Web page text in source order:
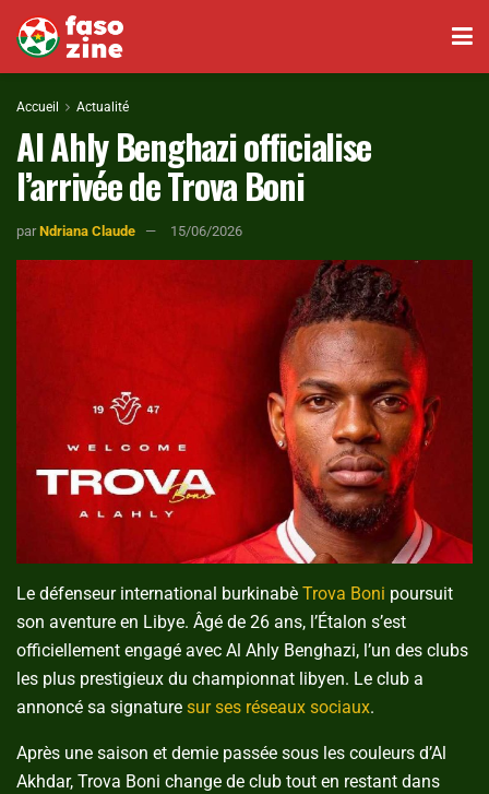
Accueil Actualité
Al Ahly Benghazi officialise
l’arrivée de Trova Boni
par Ndriana Claude 15/06/2026
Le défenseur international burkinabè Trova Boni poursuit
son aventure en Libye. Âgé de 26 ans, l’Étalon s’est
officiellement engagé avec Al Ahly Benghazi, l’un des clubs
les plus prestigieux du championnat libyen. Le club a
annoncé sa signature sur ses réseaux sociaux.
Après une saison et demie passée sous les couleurs d’Al
Akhdar, Trova Boni change de club tout en restant dans